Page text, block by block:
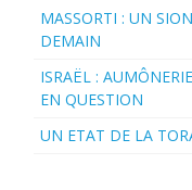
MASSORTI : UN
DEMAIN
ISRAËL :
EN QUESTION
UN ETAT DE LA